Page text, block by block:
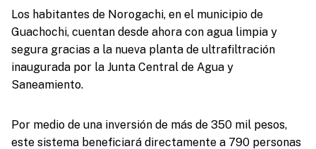
Los habitantes de Norogachi, en el municipio de
Guachochi, cuentan desde ahora con agua limpia y
segura gracias a la nueva planta de ultrafiltración
inaugurada por la Junta Central de Agua y
Saneamiento.
Por medio de una inversión de más de 350 mil pesos,
este sistema beneficiará directamente a 790 personas